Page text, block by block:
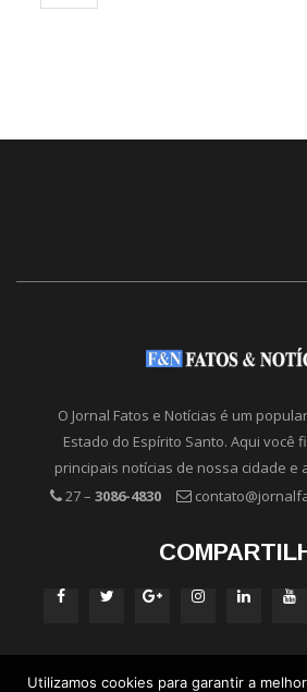
O Jornal Fatos e Notícias é um
Estado do Espírito Santo. Aqui você
principais notícias de nossa cidade e
27 – 3086-4830
Utilizamos cookies para garantir a